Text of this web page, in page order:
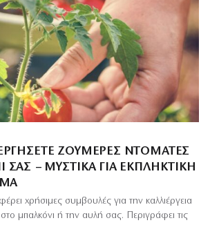
ΖΟΥΜΕΡΈΣ ΝΤΟΜΆΤΕΣ
– ΜΥΣΤΙΚΆ ΓΙΑ ΕΚΠΛΗΚΤΙΚΉ
χρήσιμες συμβουλές για την καλλιέργεια
μπαλκόνι ή την αυλή σας. Περιγράφει τις